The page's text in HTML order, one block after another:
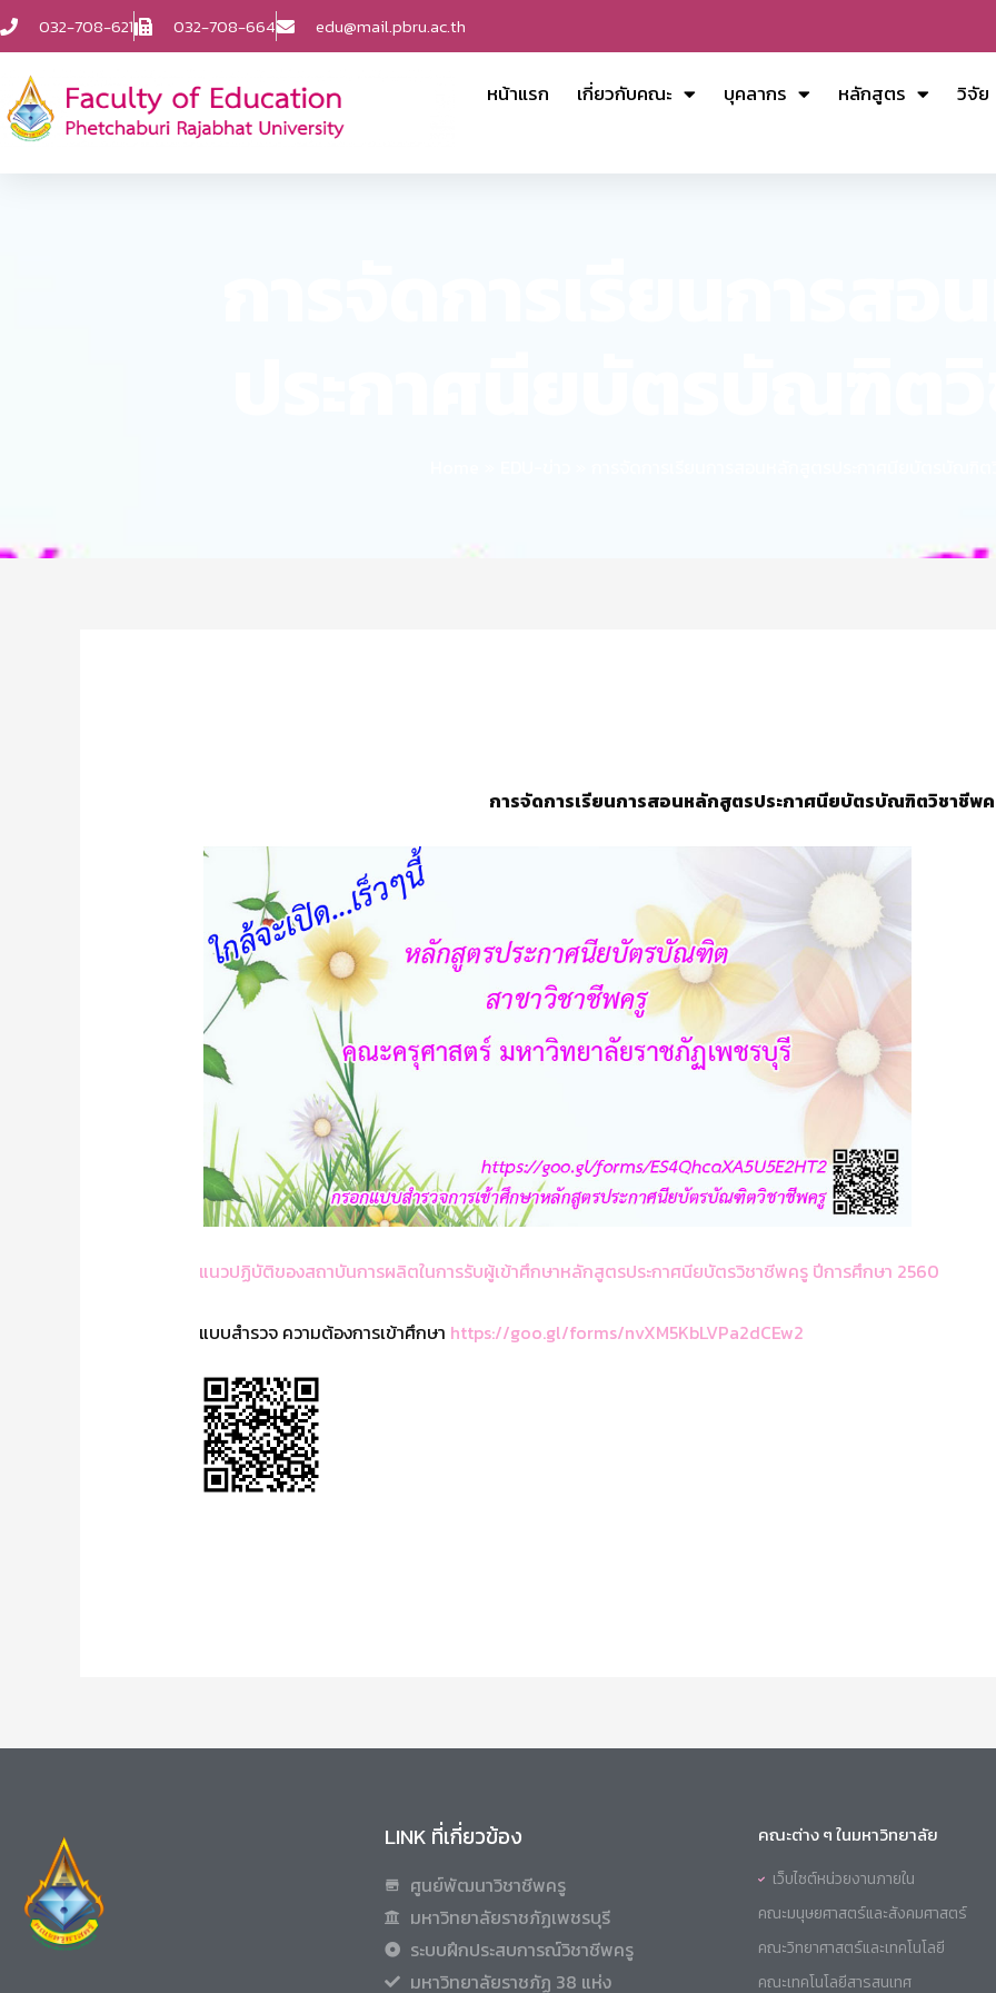
032-708-621 032-708-664 edu@mail.pbru.ac.th
หน้าแรก เกี่ยวกับคณะ บุคลากร หลักสูตร วิจัย
การจัดการเรียนการสอนหลักสูตรประกาศนียบัตรบัณฑิตวิชาชีพ
แนวปฏิบัติของสถาบันการผลิตในการรับผู้เข้าศึกษาหลักสูตรประกาศนียบัตรวิชาชีพครู ปีการศึกษา 2560
แบบสำรวจ ความต้องการเข้าศึกษา https://goo.gl/forms/nvXM5KbLVPa2dCEw2
LINK ที่เกี่ยวข้อง
ศูนย์พัฒนาวิชาชีพครู
มหาวิทยาลัยราชภัฏเพชรบุรี
ระบบฝึกประสบการณ์วิชาชีพครู
มหาวิทยาลัยราชภัฏ 38 แห่ง
คณะต่าง ๆ ในมหาวิทยาลัย
เว็บไซต์หน่วยงานภายใน
คณะมนุษยศาสตร์และสังคมศาสตร์
คณะวิทยาศาสตร์และเทคโนโลยี
คณะเทคโนโลยีสารสนเทศ